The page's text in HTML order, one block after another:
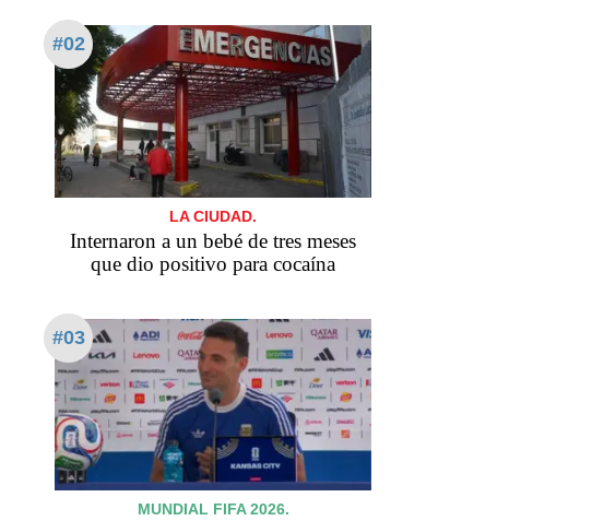
#02
LA CIUDAD.
Internaron a un bebé de tres meses
que dio positivo para cocaína
#03
MUNDIAL FIFA 2026.